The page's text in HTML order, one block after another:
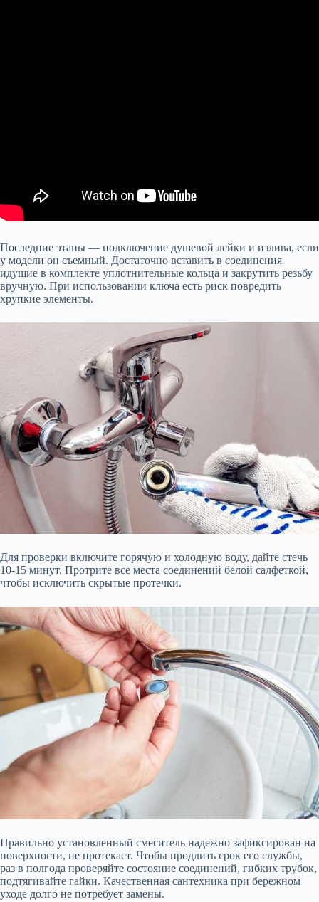
Последние этапы — подключение душевой лейки и излива, если
у модели он съемный. Достаточно вставить в соединения
идущие в комплекте уплотнительные кольца и закрутить резьбу
вручную. При использовании ключа есть риск повредить
хрупкие элементы.
Для проверки включите горячую и холодную воду, дайте стечь
10-15 минут. Протрите все места соединений белой салфеткой,
чтобы исключить скрытые протечки.
Правильно установленный смеситель надежно зафиксирован на
поверхности, не протекает. Чтобы продлить срок его службы,
раз в полгода проверяйте состояние соединений, гибких трубок,
подтягивайте гайки. Качественная сантехника при бережном
уходе долго не потребует замены.